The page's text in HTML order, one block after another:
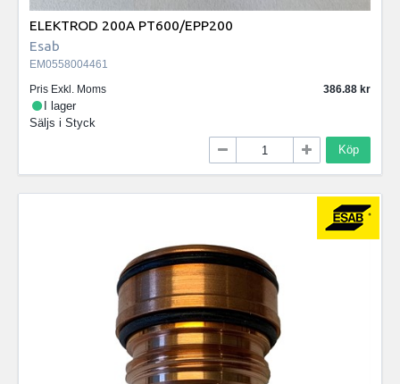
ELEKTROD 200A PT600/EPP200
Esab
EM0558004461
Pris Exkl. Moms
386.88
I lager
Säljs i Styck
Köp